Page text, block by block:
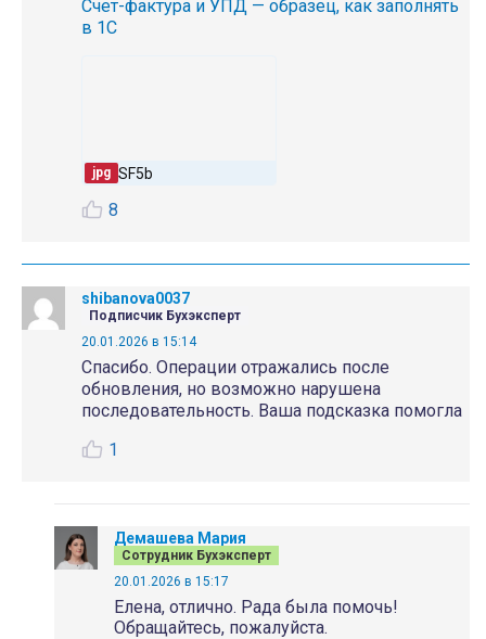
Счет-фактура и УПД — образец, как заполнять
в 1С
jpg SF5b
8
shibanova0037
Подписчик Бухэксперт
20.01.2026 в 15:14
Спасибо. Операции отражались после
обновления, но возможно нарушена
последовательность. Ваша подсказка помогла
1
Демашева Мария
Сотрудник Бухэксперт
20.01.2026 в 15:17
Елена, отлично. Рада была помочь!
Обращайтесь, пожалуйста.